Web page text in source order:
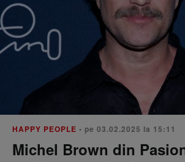
HAPPY PEOPLE • pe 03.02.2025 la 15:11
Michel Brown din